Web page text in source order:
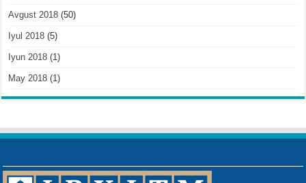
Avgust 2018 (50)
Iyul 2018 (5)
Iyun 2018 (1)
May 2018 (1)